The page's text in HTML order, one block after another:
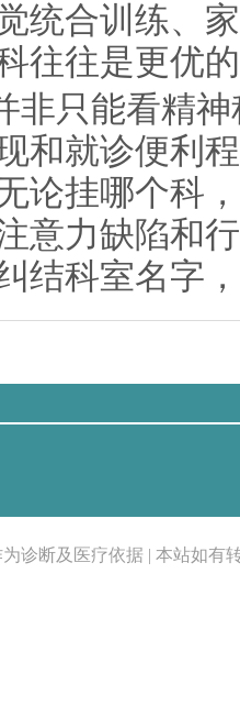
统合训练、
往往是更优
非只能看精
和就诊便利
论挂哪个科
意力缺陷和
结科室名字
诊断及医疗依据 | 本站如